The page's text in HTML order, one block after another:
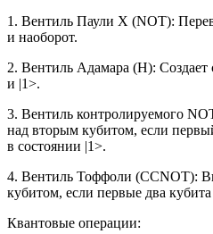
1. Вентиль Паули X (NOT):
и наоборот.
2. Вентиль Адамара (H):
и |1>.
3. Вентиль контролируемого
над вторым кубитом, если
в состоянии |1>.
4. Вентиль Тоффоли (CCNOT):
кубитом, если первые два кубита
Квантовые операции: